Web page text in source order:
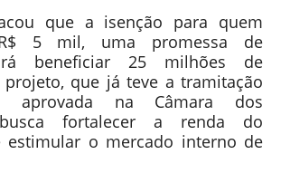
que a isenção para quem
5 mil, uma promessa de
beneficiar 25 milhões de
que já teve a tramitação
aprovada na Câmara dos
busca fortalecer a renda do
estimular o mercado interno de